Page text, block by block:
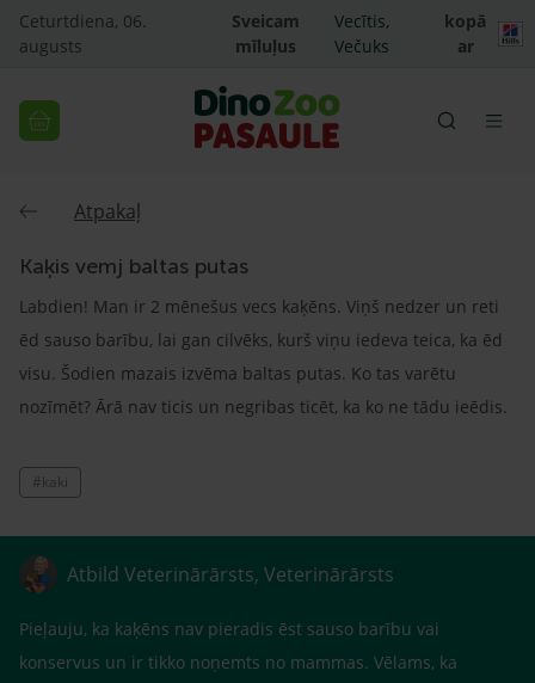
Ceturtdiena, 06.
augusts
Sveicam
mīluļus
Vecītis,
Večuks
kopā
ar
Atpakaļ
Kaķis vemj baltas putas
Labdien! Man ir 2 mēnešus vecs kaķēns. Viņš nedzer un reti
ēd sauso barību, lai gan cilvēks, kurš viņu iedeva teica, ka ēd
visu. Šodien mazais izvēma baltas putas. Ko tas varētu
nozīmēt? Ārā nav ticis un negribas ticēt, ka ko ne tādu ieēdis.
#kaki
Atbild Veterinārārsts, Veterinārārsts
Pieļauju, ka kaķēns nav pieradis ēst sauso barību vai
konservus un ir tikko noņemts no mammas. Vēlams, ka